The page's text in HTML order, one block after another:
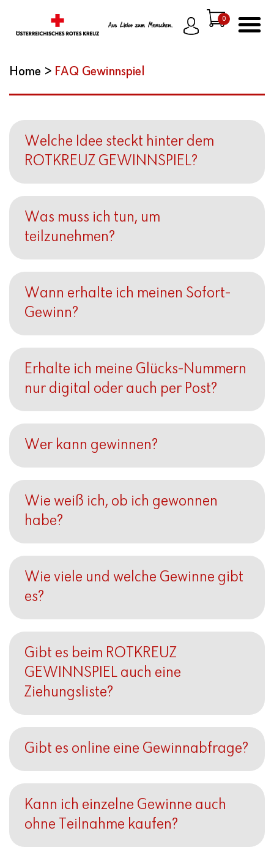
0
Home > FAQ Gewinnspiel
Welche Idee steckt hinter dem
ROTKREUZ GEWINNSPIEL?
Was muss ich tun, um
teilzunehmen?
Wann erhalte ich meinen Sofort-
Gewinn?
Erhalte ich meine Glücks-Nummern
nur digital oder auch per Post?
Wer kann gewinnen?
Wie weiß ich, ob ich gewonnen
habe?
Wie viele und welche Gewinne gibt
es?
Gibt es beim ROTKREUZ
GEWINNSPIEL auch eine
Ziehungsliste?
Gibt es online eine Gewinnabfrage?
Kann ich einzelne Gewinne auch
ohne Teilnahme kaufen?